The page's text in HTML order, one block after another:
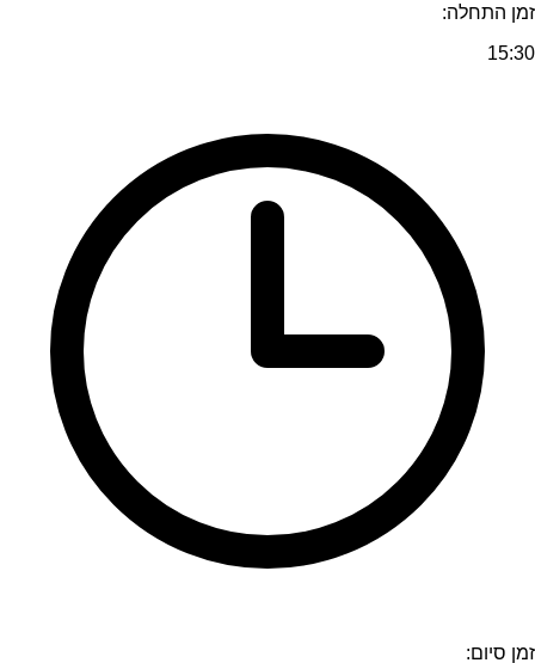
זמן התחלה:
15:30
זמן סיום: